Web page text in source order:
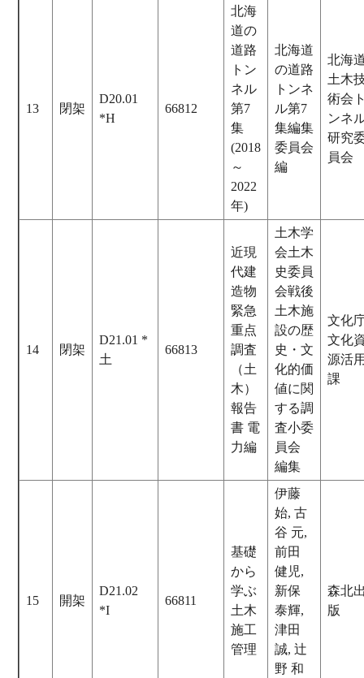
13 閉架
D20.01
*H
66812
北海
道の
道路
トン
ネル
第7
集
(2018
～
2022
年)
北海道
の道路
トンネ
ル第7
集編集
委員会
編
北海
土木
術会
ンネ
研究
員会
14 閉架
D21.01 *
土
66813
近現
代建
造物
緊急
重点
調査
（土
木）
報告
書 電
力編
土木学
会土木
史委員
会戦後
土木施
設の歴
史・文
化的価
値に関
する調
査小委
員会
編集
文化
文化
源活
課
15 開架
D21.02
*I
66811
基礎
から
学ぶ
土木
施工
管理
伊藤
始, 古
谷 元,
前田
健児,
新保
泰輝,
津田
誠, 辻
野 和
森北
版